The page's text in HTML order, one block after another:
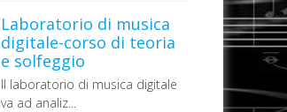
Laboratorio di musica
digitale-corso di teoria
e solfeggio
Il laboratorio di musica digitale
va ad analiz...